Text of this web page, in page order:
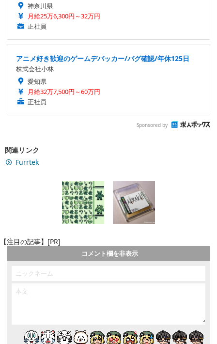
神奈川県
月給25万6,300円～32万円
正社員
アニメ好き歓迎のゲームデバッカー/バグ確認/年休125日
株式会社小林
愛知県
月給32万7,500円～60万円
正社員
Sponsored by
関連リンク
Furrtek
【注目の記事】[PR]
コメント欄を非表示